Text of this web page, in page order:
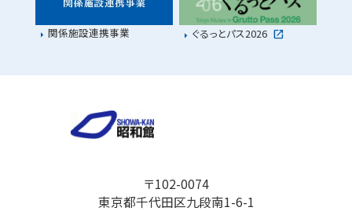
関係施設連携事業 ぐるっとパス2026
〒102-0074
東京都千代田区九段南1-6-1